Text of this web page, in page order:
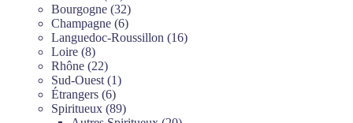
produits
Bourgogne 3232
produits
Champagne 66
produits
Languedoc-Roussillon 1616
Loire 88
produits
Rhône 2222
produits
Sud-Ouest 11
Étrangers 66
produits
Spiritueux 8989